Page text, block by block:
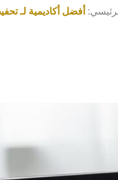
أفضل أكاديمية لـ